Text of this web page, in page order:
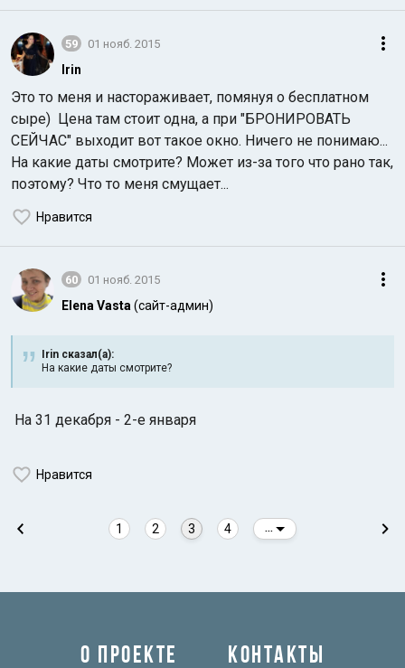
59 01 нояб. 2015
Irin
Это то меня и настораживает, помянуя о бесплатном
сыре) Цена там стоит одна, а при "БРОНИРОВАТЬ
СЕЙЧАС" выходит вот такое окно. Ничего не понимаю...
На какие даты смотрите? Может из-за того что рано так,
поэтому? Что то меня смущает...
Нравится
60 01 нояб. 2015
Elena Vasta (сайт-админ)
Irin сказал(а):
На какие даты смотрите?
На 31 декабря - 2-е января
Нравится
1 2 3 4
О ПРОЕКТЕ КОНТАКТЫ